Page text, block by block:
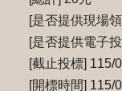
[是否提供現場
[是否提供電子
[截止投標] 115/
[開標時間] 115/